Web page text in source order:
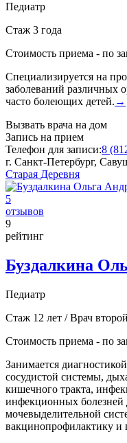
Педиатр
Стаж 3 года
Стоимость приема - по
Специализируется на
заболеваний различных
часто болеющих детей. →
Вызвать врача на дом
Запись на прием
Телефон для записи:8
г. Санкт-Петербург,
Старая Деревня
5
отзывов
9
рейтинг
Буздалкина
Педиатр
Стаж 12 лет / Врач
Стоимость приема - по
Занимается
сосудистой системы,
кишечного тракта,
инфекционных болезней
мочевыделительной
вакцинопрофилактику и